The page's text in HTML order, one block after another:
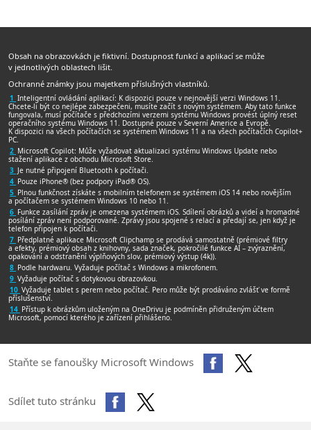
Obsah na obrazovkách je fiktivní. Dostupnost funkcí a aplikací se může
v jednotlivých oblastech lišit.
Ochranné známky jsou majetkem příslušných vlastníků.
1 Inteligentní ovládání aplikací: K dispozici pouze v nejnovější verzi Windows 11.
Chcete-li být co nejlépe zabezpečeni, musíte začít s novým systémem. Aby tato funkce
fungovala, musí počítače s předchozími verzemi systému Windows provést úplný reset
operačního systému Windows 11. Dostupné pouze v Severní Americe a Evropě.
K dispozici na všech počítačích se systémem Windows 11 a na všech počítačích Copilot+
PC.
2 Microsoft Copilot: Může vyžadovat aktualizaci systému Windows Update nebo
stažení aplikace z obchodu Microsoft Store.
3 Je nutné připojení Bluetooth k počítači.
4 Pouze iPhone® (bez podpory iPad® OS).
5 Plnou funkčnost získáte s mobilním telefonem se systémem iOS 14 nebo novějším
a počítačem se systémem Windows 10 nebo 11.
6 Funkce zasílání zpráv je omezena systémem iOS. Sdílení obrázků a videí a hromadné
posílání zpráv není podporované. Zprávy jsou spojené s relací a předají se, jen když je
telefon připojen k počítači.
7 Předplatné aplikace Microsoft Clipchamp se prodává samostatně (prémiové filtry
a efekty, prémiový obsah z knihovny, sada značek, pokročilé funkce AI – zvýraznění,
opakování a odstranění výplňových slov, prémiový výstup (4k)).
8 Podle hardwaru. Vyžaduje počítač s Windows a mikrofonem.
9 Vyžaduje počítač s dotykovou obrazovkou.
10 Vyžaduje tablet s perem nebo počítač. Pero může být prodáváno zvlášť ve formě
příslušenství.
14 Přístup k obrázkům uloženým na OneDrivu je podmíněn přidruženým účtem
Microsoft, pomocí kterého je zařízení přihlášeno.
Staňte se fanoušky Microsoft Windows
Sdílet tuto stránku